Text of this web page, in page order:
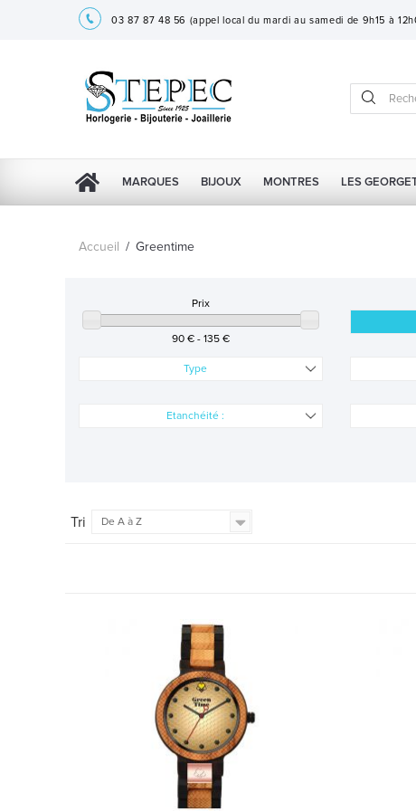
03 87 87 48 56 (appel local du mardi au samedi de 9h15 à
MARQUES BIJOUX MONTRES LES
Accueil / Greentime
Prix
90 € - 135 €
Type
Etanchéité :
Tri De A à Z